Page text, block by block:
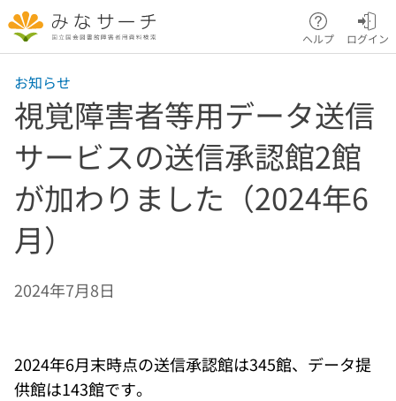
本文へ移動
ヘルプ ログイン
お知らせ
視覚障害者等用データ送信
サービスの送信承認館2館
が加わりました（2024年6
月）
2024年7月8日
2024年6月末時点の送信承認館は345館、データ提
供館は143館です。